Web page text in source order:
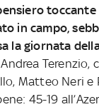
toccante
in campo,
la giornata
Andrea Terenzio,
Matteo Neri e
45-19